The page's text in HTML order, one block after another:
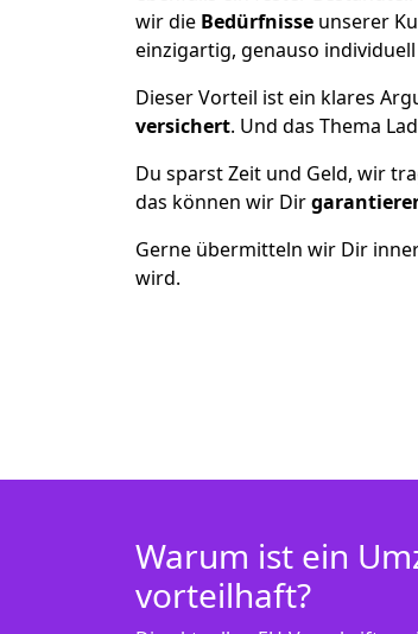
wir die Bedürfnisse unserer
einzigartig, genauso
Dieser Vorteil ist ein klares
versichert. Und das Thema
Du sparst Zeit und Geld, wir
das können wir Dir
Gerne übermitteln wir Dir
wird.
Warum ist ein
vorteilhaft?